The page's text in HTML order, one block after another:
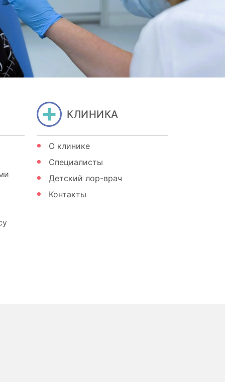
КЛИНИКА
О клинике
Специалисты
Детский лор-врач
Контакты